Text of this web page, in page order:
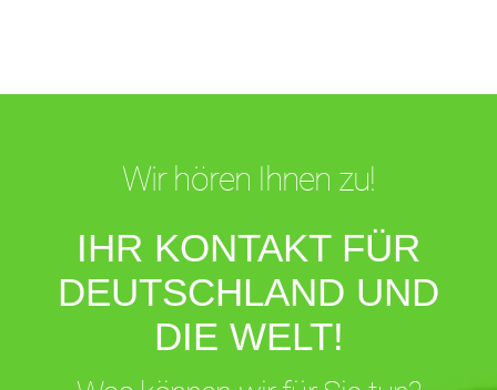
Wir hören Ihnen zu!
IHR KONTAKT FÜR
DEUTSCHLAND UND
DIE WELT!